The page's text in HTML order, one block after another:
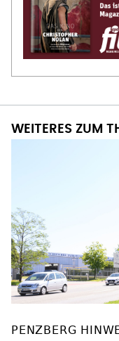
WEITERES ZUM
PENZBERG